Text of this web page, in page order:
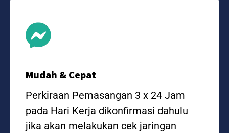
Mudah & Cepat
Perkiraan Pemasangan 3 x 24 Jam
pada Hari Kerja dikonfirmasi dahulu
jika akan melakukan cek jaringan